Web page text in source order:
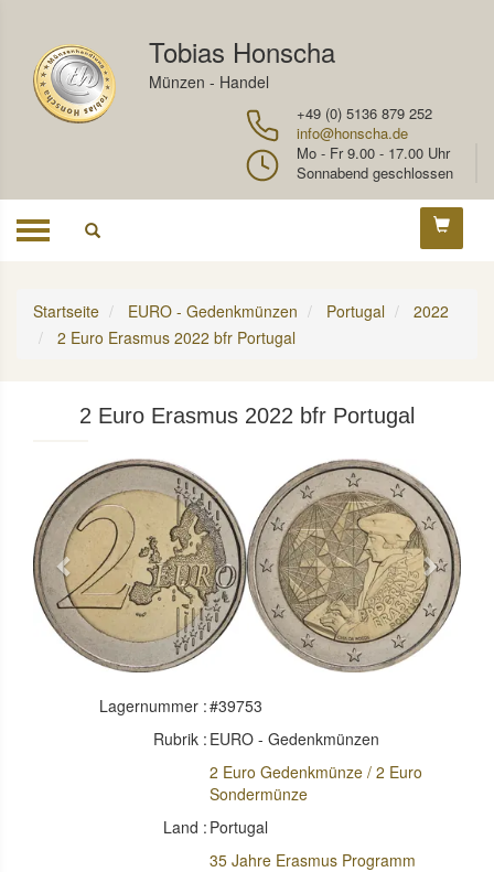
Tobias Honscha
Münzen - Handel
+49 (0) 5136 879 252
info@honscha.de
Mo - Fr 9.00 - 17.00 Uhr
Sonnabend geschlossen
Toggle
Startseite EURO - Gedenkmünzen Portugal
2022
2 Euro Erasmus 2022 bfr Portugal
2 Euro Erasmus 2022 bfr Portugal
Previous Next
Lagernummer :#39753
Rubrik : EURO - Gedenkmünzen
2 Euro Gedenkmünze / 2 Euro
Sondermünze
Land : Portugal
35 Jahre Erasmus Programm